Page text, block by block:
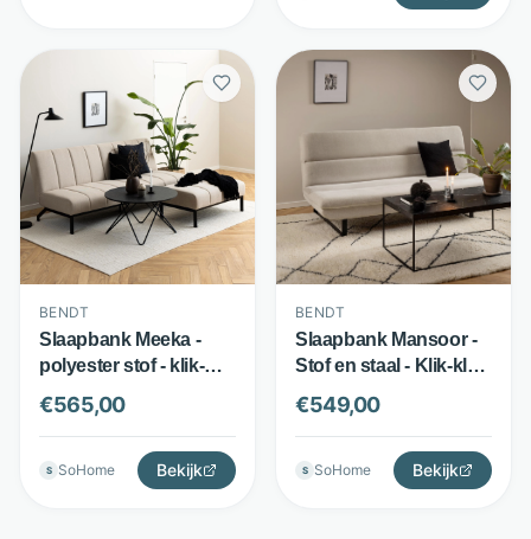
BENDT
Slaapbank Meeka -
polyester stof - klik-
klak systeem - Beige -
Bendt
€565,00
S SoHome Bekijk
BENDT
Slaapbank Mansoor -
Stof en staal - Klik-klak
systeem - Beige -
Bendt
€549,00
S SoHome Bekijk